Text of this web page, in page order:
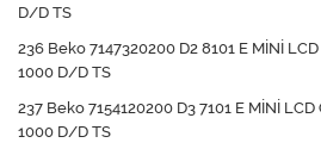
D/D TS
236 Beko 7147320200 D2 8101 E MİNİ
1000 D/D TS
237 Beko 7154120200 D3 7101 E MİNİ LCD
1000 D/D TS